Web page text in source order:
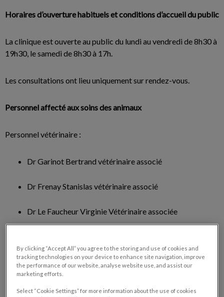
Horaires d’ouverture habituels et conditions d’accueil du public
La clinique est ouverte au public du lundi au vendredi de 8h30 à
19h30, le samedi de 8h30 à 17h.
Les consultations ont lieu uniquement sur rendez-vous.
Personnel affecté aux soins des animaux
Personnel vétérinaire :
Dr Garinot Bertrand vétérinaire associé
Dr Frenay Stanislas vétérinaire associé
Dr Le Faucheur Virginie Vétérinaire associée
Dr Sara Marinho Vétérinaire salariée
Personnel non vétérinaire :
By clicking “Accept All” you agree to the storing and use of cookies and
tracking technologies on your device to enhance site navigation, improve
the performance of our website, analyse website use, and assist our
marketing efforts.
Select “Cookie Settings” for more information about the use of cookies